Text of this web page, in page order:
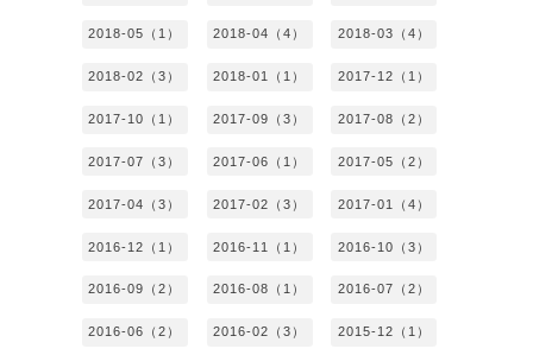
2018-05（1） 2018-04（4） 2018-03（4）
2018-02（3） 2018-01（1） 2017-12（1）
2017-10（1） 2017-09（3） 2017-08（2）
2017-07（3） 2017-06（1） 2017-05（2）
2017-04（3） 2017-02（3） 2017-01（4）
2016-12（1） 2016-11（1） 2016-10（3）
2016-09（2） 2016-08（1） 2016-07（2）
2016-06（2） 2016-02（3） 2015-12（1）